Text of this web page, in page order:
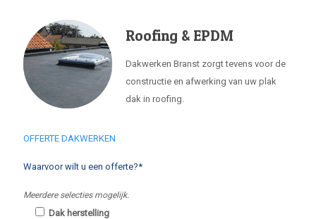
Roofing & EPDM
Dakwerken Branst zorgt tevens voor de
constructie en afwerking van uw plak
dak in roofing.
OFFERTE DAKWERKEN
Waarvoor wilt u een offerte?*
Meerdere selecties mogelijk.
Dak herstelling